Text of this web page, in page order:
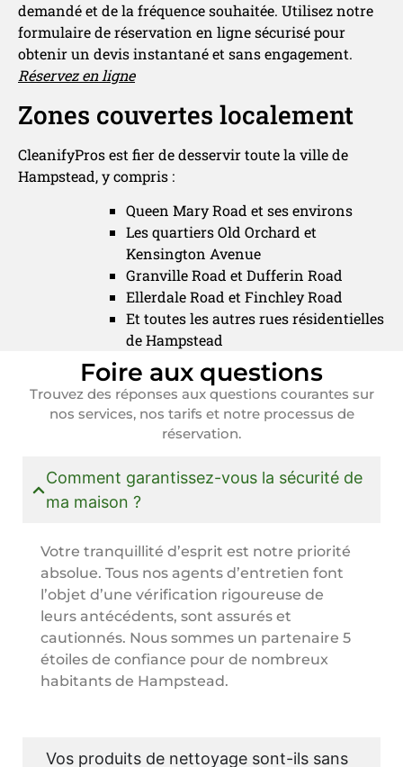
demandé et de la fréquence souhaitée. Utilisez notre
formulaire de réservation en ligne sécurisé pour
obtenir un devis instantané et sans engagement.
Réservez en ligne
Zones couvertes localement
CleanifyPros est fier de desservir toute la ville de
Hampstead, y compris :
Queen Mary Road et ses environs
Les quartiers Old Orchard et
Kensington Avenue
Granville Road et Dufferin Road
Ellerdale Road et Finchley Road
Et toutes les autres rues résidentielles
de Hampstead
Foire aux questions
Trouvez des réponses aux questions courantes sur
nos services, nos tarifs et notre processus de
réservation.
Comment garantissez-vous la sécurité de
ma maison ?
Votre tranquillité d’esprit est notre priorité
absolue. Tous nos agents d’entretien font
l’objet d’une vérification rigoureuse de
leurs antécédents, sont assurés et
cautionnés. Nous sommes un partenaire 5
étoiles de confiance pour de nombreux
habitants de Hampstead.
Vos produits de nettoyage sont-ils sans